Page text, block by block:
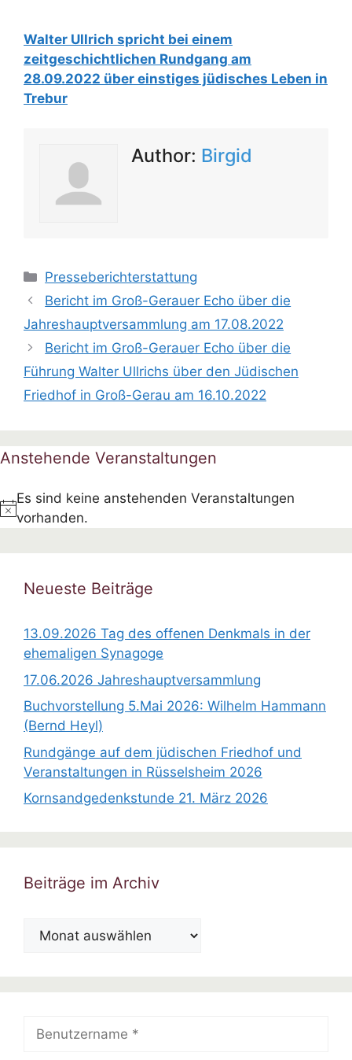
Walter Ullrich spricht bei einem
zeitgeschichtlichen Rundgang am
28.09.2022 über einstiges jüdisches Leben in
Trebur
Author: Birgid
Kategorien
Presseberichterstattung
Bericht im Groß-Gerauer Echo über die
Jahreshauptversammlung am 17.08.2022
Bericht im Groß-Gerauer Echo über die
Führung Walter Ullrichs über den Jüdischen
Friedhof in Groß-Gerau am 16.10.2022
Anstehende Veranstaltungen
H
n
Es sind keine anstehenden Veranstaltungen
vorhanden.
Neueste Beiträge
13.09.2026 Tag des offenen Denkmals in der
ehemaligen Synagoge
17.06.2026 Jahreshauptversammlung
Buchvorstellung 5.Mai 2026: Wilhelm Hammann
(Bernd Heyl)
Rundgänge auf dem jüdischen Friedhof und
Veranstaltungen in Rüsselsheim 2026
Kornsandgedenkstunde 21. März 2026
Beiträge im Archiv
Beiträge